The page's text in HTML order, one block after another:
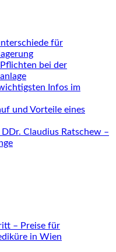
für
bei der
Infos im
und Vorteile eines
Claudius Ratschew –
– Preise für
in Wien